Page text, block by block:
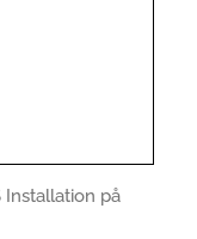
Installation på